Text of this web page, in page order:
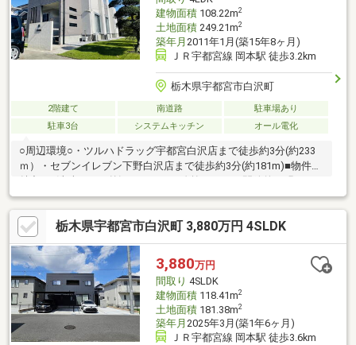
建物面積108.22m2
土地面積249.21m2
築年月 2011年1月(築15年8ヶ月)
ＪＲ宇都宮線 岡本駅 徒歩3.2km
栃木県宇都宮市白沢町
2階建て 南道路
駐車場あり
駐車3台
システムキッチン オール電化
○周辺環境○・ツルハドラッグ宇都宮白沢店まで徒歩約3分(約233
ｍ）・セブンイレブン下野白沢店まで徒歩約3分(約181m)■物件の
魅力■・洗練された外観フォルム！吹抜けがあり開放的で明るい
印象、小上がりの和室や和室下の収納スペース等こだわりの居住
空間♪・パントリーやWICなど収納豊富♪カーポート付で並列2台駐
車可！・生活環境も良く閑静な住宅街♪◆リフォーム・住宅ロー
ン相談実施中◆住宅ローンの不安な点や疑問について安心して住
宅購入できるよう、最後までサポートいたします！リフォームの
事、住宅ローンの事以外でも何でもお気軽にご相談ください♪
栃木県宇都宮市白沢町 3,880万円 4SLDK
3,880万円
間取り 4SLDK
建物面積118.41m2
土地面積181.38m2
築年月 2025年3月(築1年6ヶ月)
ＪＲ宇都宮線 岡本駅 徒歩3.6km